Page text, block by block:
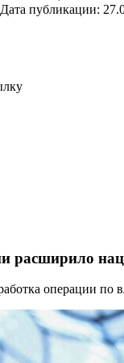
Дата публикации:
расширило
операции по